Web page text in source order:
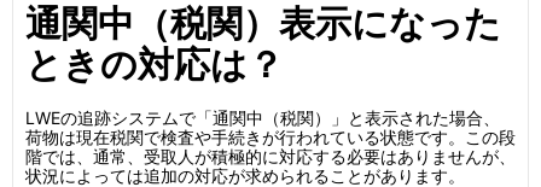
通関中（税関）表示になった
ときの対応は？
LWEの追跡システムで「通関中（税関）」と表示された場合、
荷物は現在税関で検査や手続きが行われている状態です。この段
階では、通常、受取人が積極的に対応する必要はありませんが、
状況によっては追加の対応が求められることがあります。